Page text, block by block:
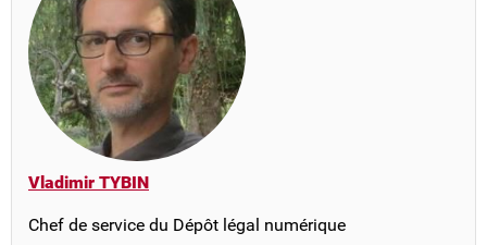
Vladimir TYBIN
Chef de service du Dépôt légal numérique